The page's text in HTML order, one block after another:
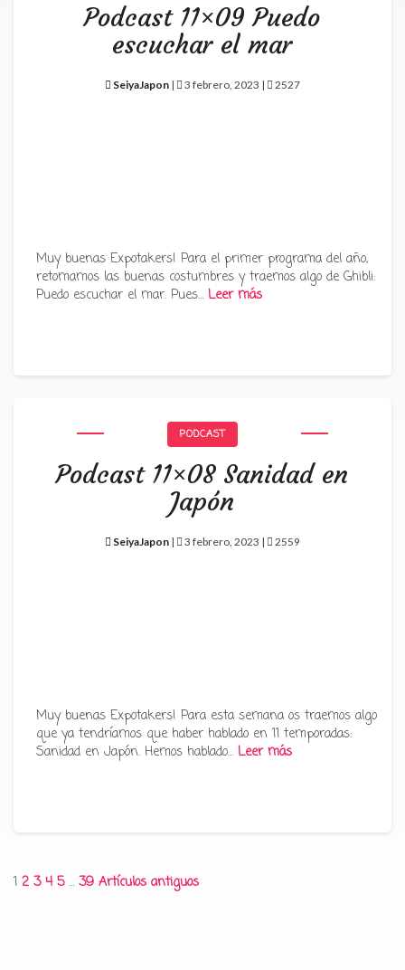
Podcast 11×09 Puedo
escuchar el mar
SeiyaJapon | 3 febrero, 2023 | 2527
Muy buenas Expotakers! Para el primer programa del año,
retomamos las buenas costumbres y traemos algo de Ghibli:
Puedo escuchar el mar. Pues… Leer más
PODCAST
Podcast 11×08 Sanidad en
Japón
SeiyaJapon | 3 febrero, 2023 | 2559
Muy buenas Expotakers! Para esta semana os traemos algo
que ya tendríamos que haber hablado en 11 temporadas:
Sanidad en Japón. Hemos hablado… Leer más
Paginación
1 2 3 4 5 … 39 Artículos antiguos